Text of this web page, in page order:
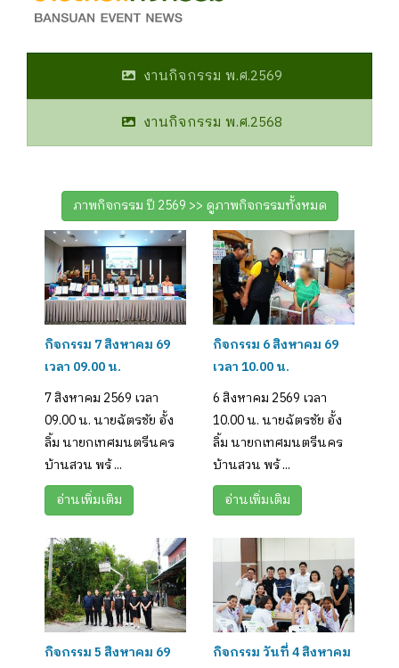
งานกิจกรรม พ.ศ.2569
งานกิจกรรม พ.ศ.2568
ภาพกิจกรรม ปี 2569 >> ดูภาพกิจกรรมทั้งหมด
กิจกรรม 7 สิงหาคม 69
เวลา 09.00 น.
7 สิงหาคม 2569 เวลา
09.00 น. นายฉัตรชัย อั้ง
ลิ้ม นายกเทศมนตรีนคร
บ้านสวน พร้ ...
อ่านเพิ่มเติม
กิจกรรม 6 สิงหาคม 69
เวลา 10.00 น.
6 สิงหาคม 2569 เวลา
10.00 น. นายฉัตรชัย อั้ง
ลิ้ม นายกเทศมนตรีนคร
บ้านสวน พร้ ...
อ่านเพิ่มเติม
กิจกรรม 5 สิงหาคม 69
กิจกรรม วันที่ 4 สิงหาคม